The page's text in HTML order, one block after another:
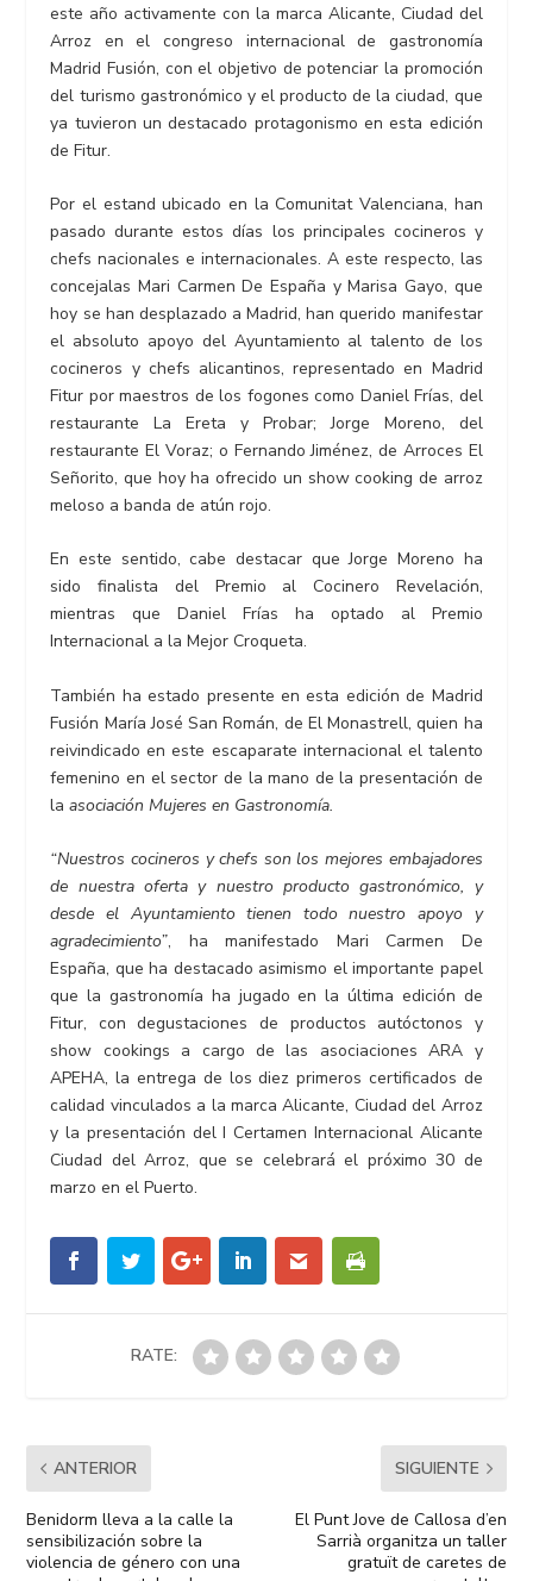
este año activamente con la marca Alicante, Ciudad del
Arroz en el congreso internacional de gastronomía
Madrid Fusión, con el objetivo de potenciar la promoción
del turismo gastronómico y el producto de la ciudad, que
ya tuvieron un destacado protagonismo en esta edición
de Fitur.
Por el estand ubicado en la Comunitat Valenciana, han
pasado durante estos días los principales cocineros y
chefs nacionales e internacionales. A este respecto, las
concejalas Mari Carmen De España y Marisa Gayo, que
hoy se han desplazado a Madrid, han querido manifestar
el absoluto apoyo del Ayuntamiento al talento de los
cocineros y chefs alicantinos, representado en Madrid
Fitur por maestros de los fogones como Daniel Frías, del
restaurante La Ereta y Probar; Jorge Moreno, del
restaurante El Voraz; o Fernando Jiménez, de Arroces El
Señorito, que hoy ha ofrecido un show cooking de arroz
meloso a banda de atún rojo.
En este sentido, cabe destacar que Jorge Moreno ha
sido finalista del Premio al Cocinero Revelación,
mientras que Daniel Frías ha optado al Premio
Internacional a la Mejor Croqueta.
También ha estado presente en esta edición de Madrid
Fusión María José San Román, de El Monastrell, quien ha
reivindicado en este escaparate internacional el talento
femenino en el sector de la mano de la presentación de
laasociación Mujeres en Gastronomía.
“Nuestros cocineros y chefs son los mejores embajadores
de nuestra oferta y nuestro producto gastronómico, y
desde el Ayuntamiento tienen todo nuestro apoyo y
agradecimiento”, ha manifestado Mari Carmen De
España, que ha destacado asimismo el importante papel
que la gastronomía ha jugado en la última edición de
Fitur, con degustaciones de productos autóctonos y
show cookings a cargo de las asociaciones ARA y
APEHA, la entrega de los diez primeros certificados de
calidad vinculados a la marca Alicante, Ciudad del Arroz
y la presentación del I Certamen Internacional Alicante
Ciudad del Arroz, que se celebrará el próximo 30 de
marzo en el Puerto.
RATE:
ANTERIOR
Benidorm lleva a la calle la
sensibilización sobre la
violencia de género con una
SIGUIENTE
El Punt Jove de Callosa d’en
Sarrià organitza un taller
gratuït de caretes de